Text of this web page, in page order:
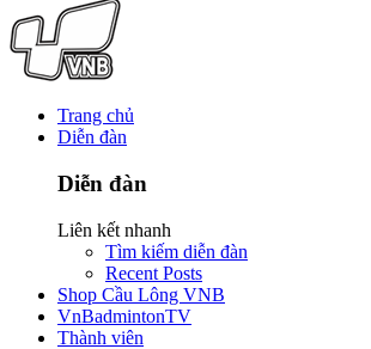
Trang chủ
Diễn đàn
Diễn đàn
Liên kết nhanh
Tìm kiếm diễn đàn
Recent Posts
Shop Cầu Lông VNB
VnBadmintonTV
Thành viên